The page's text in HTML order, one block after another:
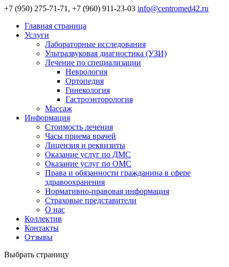
+7 (950) 275-71-71, +7 (960) 911-23-03 info@centromed42.ru
Главная страница
Услуги
Лабораторные исследования
Ультразвуковая диагностика (УЗИ)
Лечение по специализации
Неврология
Ортопедия
Гинекология
Гастроэнторология
Массаж
Информация
Стоимость лечения
Часы приема врачей
Лицензия и реквизиты
Оказание услуг по ДМС
Оказание услуг по ОМС
Права и обязанности гражданина в сфере
здравоохранения
Нормативно-правовая информация
Страховые представители
О нас
Коллектив
Контакты
Отзывы
Выбрать страницу